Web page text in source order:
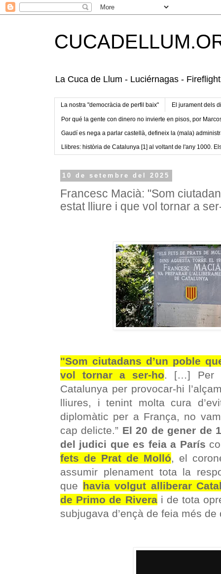
La Cuca de Llum - Luciérnagas -
La nostra "democràcia de perfil baix" El jurament dels
Por qué la gente con dinero no invierte en pisos, por
Gaudí es nega a parlar castellà, defineix la (mala)
Llibres: història de Catalunya [1] al voltant de l'any 1000.
10 de setembre del 2025
Francesc Macià: "Som
estat lliure i que vol tornar a
"Som ciutadans d’un poble
vol tornar a ser-ho . […] Per
Catalunya per provocar-hi
lliures, i tenint molta cura
diplomàtic per a França, no
cap delicte.” El 20 de gener de
del judici que es feia a París
fets de Prat de Molló , el
assumir plenament tota la
que havia volgut alliberar
de Primo de Rivera i de tota
subjugava d’ençà de feia més de